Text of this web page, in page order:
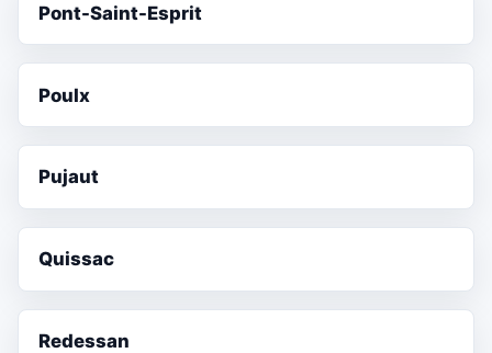
Pont-Saint-Esprit
Poulx
Pujaut
Quissac
Redessan